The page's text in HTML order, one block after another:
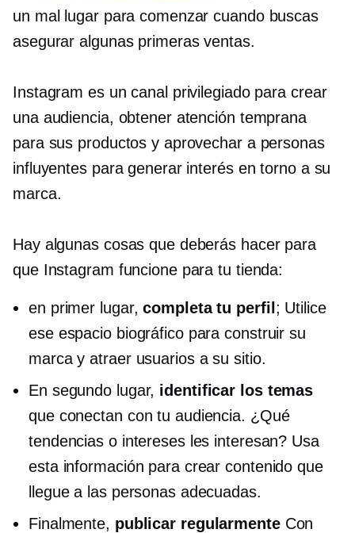
un mal lugar para comenzar cuando buscas
asegurar algunas primeras ventas.
Instagram es un canal privilegiado para crear
una audiencia, obtener atención temprana
para sus productos y aprovechar a personas
influyentes para generar interés en torno a su
marca.
Hay algunas cosas que deberás hacer para
que Instagram funcione para tu tienda:
en primer lugar,completa tu perfil; Utilice
ese espacio biográfico para construir su
marca y atraer usuarios a su sitio.
En segundo lugar, identificar los temas
que conectan con tu audiencia. ¿Qué
tendencias o intereses les interesan? Usa
esta información para crear contenido que
llegue a las personas adecuadas.
Finalmente, publicar regularmenteCon